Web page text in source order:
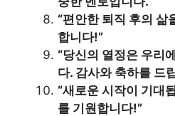
“편안한 퇴직 후의 삶
합니다!”
“당신의 열정은 우리
다. 감사와 축하를 드
“새로운 시작이 기대
를 기원합니다!”